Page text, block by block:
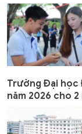
Trường Đại học
năm 2026 cho